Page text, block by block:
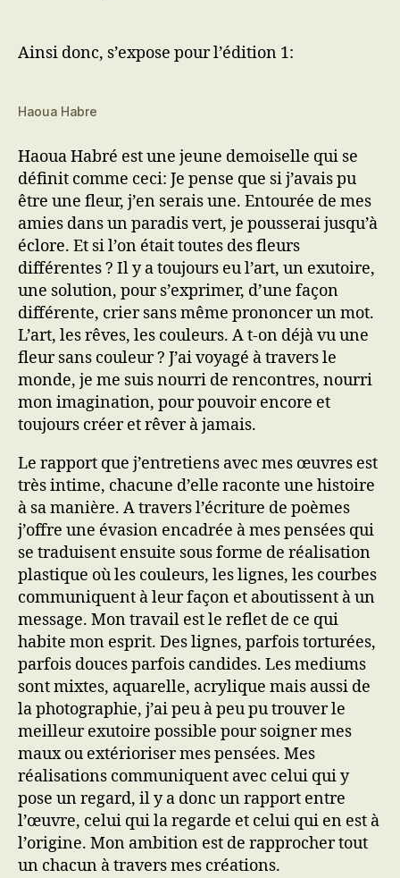
Ainsi donc, s’expose pour l’édition 1:
Haoua Habre
Haoua Habré est une jeune demoiselle qui se
définit comme ceci: Je pense que si j’avais pu
être une fleur, j’en serais une. Entourée de mes
amies dans un paradis vert, je pousserai jusqu’à
éclore. Et si l’on était toutes des fleurs
différentes ? Il y a toujours eu l’art, un exutoire,
une solution, pour s’exprimer, d’une façon
différente, crier sans même prononcer un mot.
L’art, les rêves, les couleurs. A t-on déjà vu une
fleur sans couleur ? J’ai voyagé à travers le
monde, je me suis nourri de rencontres, nourri
mon imagination, pour pouvoir encore et
toujours créer et rêver à jamais.
Le rapport que j’entretiens avec mes œuvres est
très intime, chacune d’elle raconte une histoire
à sa manière. A travers l’écriture de poèmes
j’offre une évasion encadrée à mes pensées qui
se traduisent ensuite sous forme de réalisation
plastique où les couleurs, les lignes, les courbes
communiquent à leur façon et aboutissent à un
message. Mon travail est le reflet de ce qui
habite mon esprit. Des lignes, parfois torturées,
parfois douces parfois candides. Les mediums
sont mixtes, aquarelle, acrylique mais aussi de
la photographie, j’ai peu à peu pu trouver le
meilleur exutoire possible pour soigner mes
maux ou extérioriser mes pensées. Mes
réalisations communiquent avec celui qui y
pose un regard, il y a donc un rapport entre
l’œuvre, celui qui la regarde et celui qui en est à
l’origine. Mon ambition est de rapprocher tout
un chacun à travers mes créations.